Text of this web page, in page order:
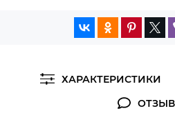
ХАРАКТЕРИСТИКИ